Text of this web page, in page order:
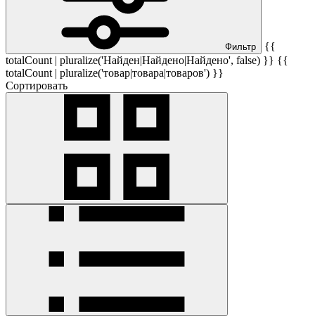
Фильтр
{{
totalCount | pluralize('Найден|Найдено|Найдено', false) }} {{
totalCount | pluralize('товар|товара|товаров') }}
Сортировать